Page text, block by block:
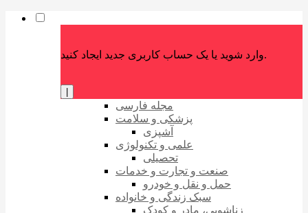
وارد شوید یا یک حساب کاربری جدید ایجاد کنید.
مجله فارسی
پزشکی و سلامت
آشپزی
علمی و تکنولوژی
تحصیلی
صنعت و تجارت و خدمات
حمل و نقل و خودرو
سبک زندگی و خانواده
زناشویی، مادر و کودک